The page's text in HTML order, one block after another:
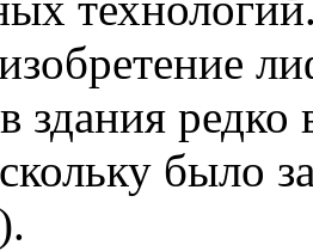
здания
было